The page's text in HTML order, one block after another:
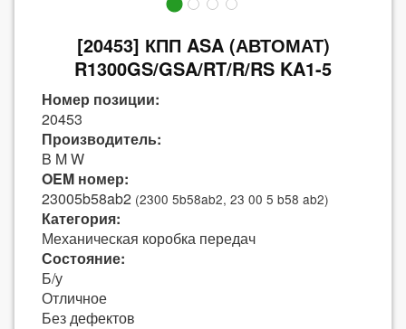
[20453] КПП ASA (АВТОМАТ)
R1300GS/GSA/RT/R/RS KA1-5
Номер позиции:
20453
Производитель:
B M W
OEM номер:
23005b58ab2 (2300 5b58ab2, 23 00 5 b58 ab2)
Категория:
Механическая коробка передач
Состояние:
Б/у
Отличное
Без дефектов